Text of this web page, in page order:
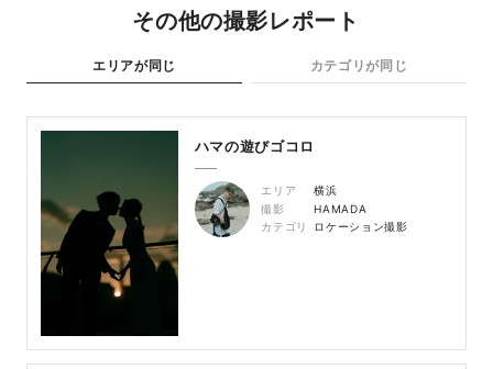
その他の撮影レポート
エリアが同じ カテゴリが同じ
ハマの遊びゴコロ
エリア
横浜
撮影
HAMADA
カテゴリ
ロケーション撮影